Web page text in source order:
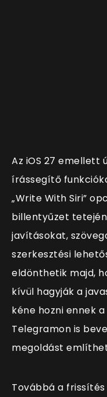
Az iOS 27 emellett
írássegítő
„Write With Siri”
billentyűzet
javításokat,
szerkesztési
eldönthetik majd,
kívül hagyják a
kéne hozni ennek
Telegramon is
megoldást
Továbbá a